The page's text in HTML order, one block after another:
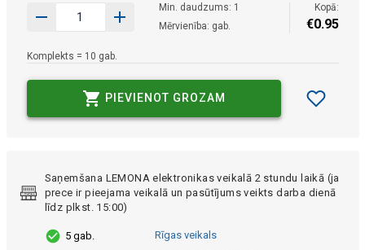
Min. daudzums: 1
Mērvienība: gab.
Kopā:
€0.95
Komplekts = 10 gab.
PIEVIENOT GROZAM
Saņemšana LEMONA elektronikas veikalā 2 stundu laikā (ja
prece ir pieejama veikalā un pasūtījums veikts darba dienā
līdz plkst. 15:00)
5 gab.
Rīgas veikals